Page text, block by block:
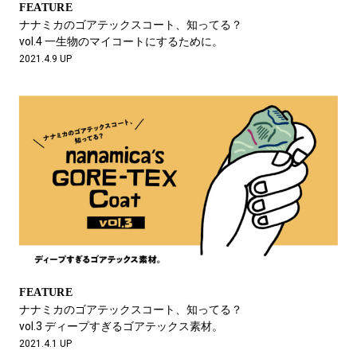
FEATURE
ナナミカのゴアテックスコート、知ってる？
vol.4 一生物のマイコートにするために。
2021.4.9 UP
FEATURE
ナナミカのゴアテックスコート、知ってる？
vol.3 ディープすぎるゴアテックス素材。
2021.4.1 UP